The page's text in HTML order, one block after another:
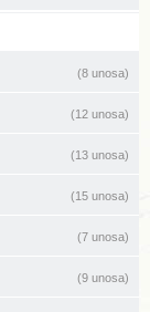
(8 unosa)
(12 unosa)
(13 unosa)
(15 unosa)
(7 unosa)
(9 unosa)